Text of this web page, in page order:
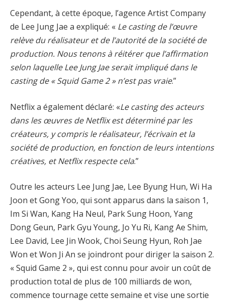
Cependant, à cette époque, l’agence Artist Company
de Lee Jung Jae a expliqué: « Le casting de l’œuvre
relève du réalisateur et de l’autorité de la société de
production. Nous tenons à réitérer que l’affirmation
selon laquelle Lee Jung Jae serait impliqué dans le
casting de « Squid Game 2 » n’est pas vraie.”
Netflix a également déclaré: «Le casting des acteurs
dans les œuvres de Netflix est déterminé par les
créateurs, y compris le réalisateur, l’écrivain et la
société de production, en fonction de leurs intentions
créatives, et Netflix respecte cela.”
Outre les acteurs Lee Jung Jae, Lee Byung Hun, Wi Ha
Joon et Gong Yoo, qui sont apparus dans la saison 1,
Im Si Wan, Kang Ha Neul, Park Sung Hoon, Yang
Dong Geun, Park Gyu Young, Jo Yu Ri, Kang Ae Shim,
Lee David, Lee Jin Wook, Choi Seung Hyun, Roh Jae
Won et Won Ji An se joindront pour diriger la saison 2.
« Squid Game 2 », qui est connu pour avoir un coût de
production total de plus de 100 milliards de won,
commence tournage cette semaine et vise une sortie